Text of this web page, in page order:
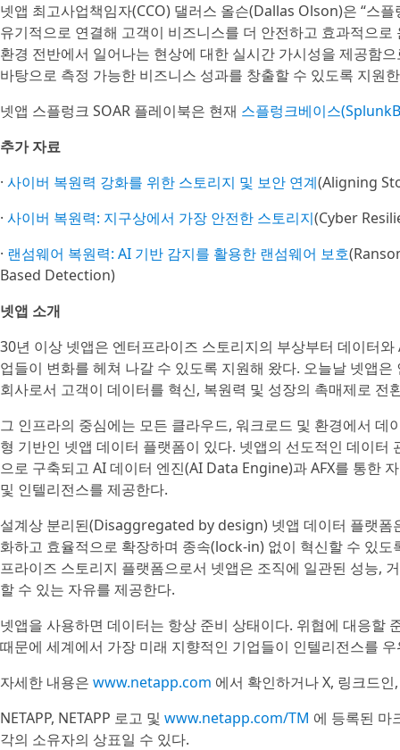
넷앱 최고사업책임자(CCO) 댈러스 올슨(Dallas Olson)은 “스
유기적으로 연결해 고객이 비즈니스를 더 안전하고 효과적으
환경 전반에서 일어나는 현상에 대한 실시간 가시성을 제공함
바탕으로 측정 가능한 비즈니스 성과를 창출할 수 있도록 지원
넷앱 스플렁크 SOAR 플레이북은 현재 스플렁크베이스
추가 자료
· 사이버 복원력 강화를 위한 스토리지 및 보안 연계(Aligning
· 사이버 복원력: 지구상에서 가장 안전한 스토리지(Cyber
· 랜섬웨어 복원력: AI 기반 감지를 활용한 랜섬웨어 보호
Based Detection)
넷앱 소개
30년 이상 넷앱은 엔터프라이즈 스토리지의 부상부터 데이터
업들이 변화를 헤쳐 나갈 수 있도록 지원해 왔다. 오늘날 넷
회사로서 고객이 데이터를 혁신, 복원력 및 성장의 촉매제로 전
그 인프라의 중심에는 모든 클라우드, 워크로드 및 환경에서
형 기반인 넷앱 데이터 플랫폼이 있다. 넷앱의 선도적인 데이
으로 구축되고 AI 데이터 엔진(AI Data Engine)과 AFX를 통한
및 인텔리전스를 제공한다.
설계상 분리된(Disaggregated by design) 넷앱 데이터 플랫폼
화하고 효율적으로 확장하며 종속(lock-in) 없이 혁신할 수 있
프라이즈 스토리지 플랫폼으로서 넷앱은 조직에 일관된 성능,
할 수 있는 자유를 제공한다.
넷앱을 사용하면 데이터는 항상 준비 상태이다. 위협에 대응할
때문에 세계에서 가장 미래 지향적인 기업들이 인텔리전스를
자세한 내용은 www.netapp.com 에서 확인하거나 X, 링크드
NETAPP, NETAPP 로고 및 www.netapp.com/TM 에 등록된 마
각의 소유자의 상표일 수 있다.